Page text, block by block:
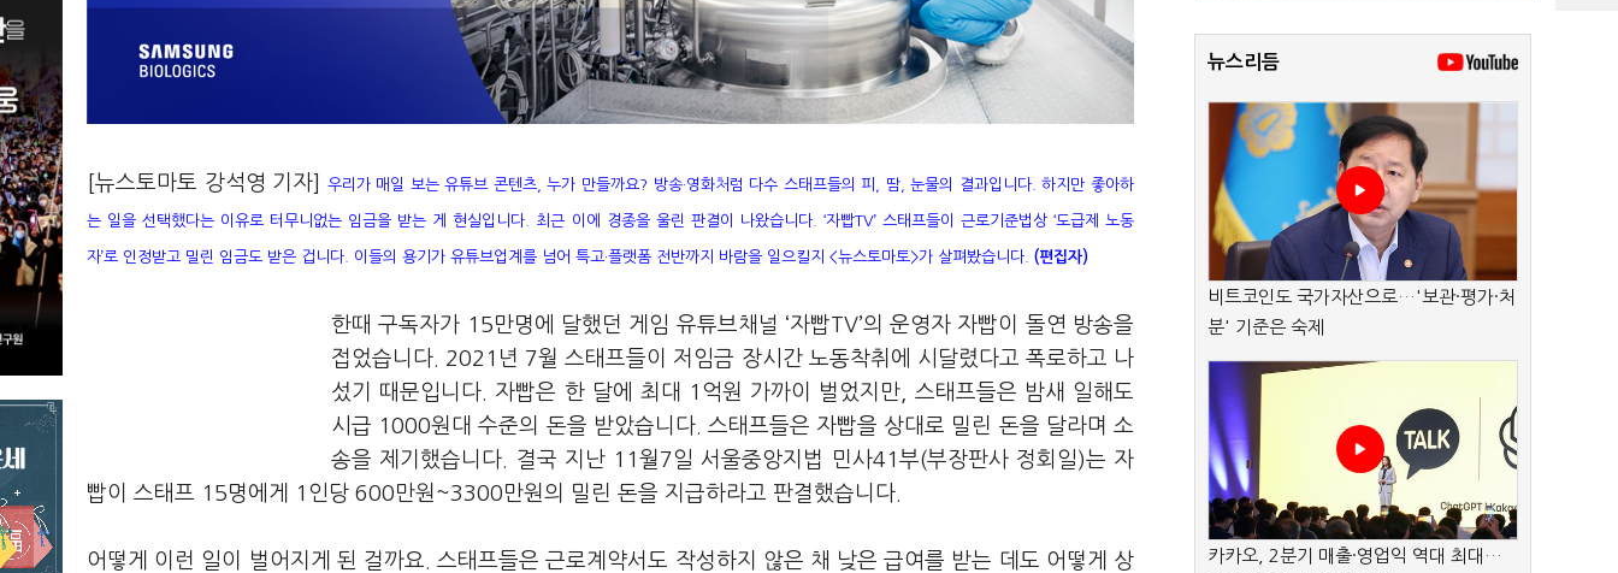
[뉴스토마토 강석영 기자] 우리가 매일 보는 유튜브 콘텐츠, 누가 만들까요? 방송·영화처럼 다수 스태프들의 피, 땀, 눈물의 결과입니다. 하지만 좋아하
는 일을 선택했다는 이유로 터무니없는 임금을 받는 게 현실입니다. 최근 이에 경종을 울린 판결이 나왔습니다. ‘자빱TV’ 스태프들이 근로기준법상 ‘도급제 노동
자’로 인정받고 밀린 임금도 받은 겁니다. 이들의 용기가 유튜브업계를 넘어 특고·플랫폼 전반까지 바람을 일으킬지 <뉴스토마토>가 살펴봤습니다. (편집자)
한때 구독자가 15만명에 달했던 게임 유튜브채널 ‘자빱TV’의 운영자 자빱이 돌연 방송을
접었습니다. 2021년 7월 스태프들이 저임금 장시간 노동착취에 시달렸다고 폭로하고 나
섰기 때문입니다. 자빱은 한 달에 최대 1억원 가까이 벌었지만, 스태프들은 밤새 일해도
시급 1000원대 수준의 돈을 받았습니다. 스태프들은 자빱을 상대로 밀린 돈을 달라며 소
송을 제기했습니다. 결국 지난 11월7일 서울중앙지법 민사41부(부장판사 정회일)는 자
빱이 스태프 15명에게 1인당 600만원~3300만원의 밀린 돈을 지급하라고 판결했습니다.
어떻게 이런 일이 벌어지게 된 걸까요. 스태프들은 근로계약서도 작성하지 않은 채 낮은 급여를 받는 데도 어떻게 상
뉴스리듬
비트코인도 국가자산으로…'보관·평가·처
분' 기준은 숙제
카카오, 2분기 매출·영업익 역대 최대…